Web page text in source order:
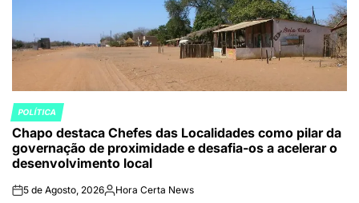
POSTED
IN
POLÍTICA
Chapo destaca Chefes das Localidades como pilar da
governação de proximidade e desafia-os a acelerar o
desenvolvimento local
on5 de Agosto, 2026Publicado
Hora Certa News